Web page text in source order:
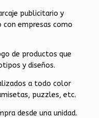
publicitario y
con empresas como
de productos que
y diseños.
a todo color
puzzles, etc.
desde una unidad.